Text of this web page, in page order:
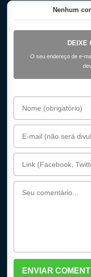
Nenhum
DEIXE
O seu endereço de e-